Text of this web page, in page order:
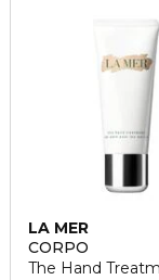
LA MER
CORPO
The Hand